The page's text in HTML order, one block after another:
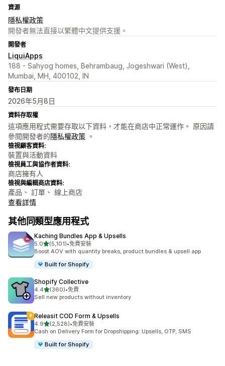
資源
隱私權政策
開發者無法直接以繁體中文提供支援。
開發者
LiquiApps
188 - Sahyog homes, Behrambaug, Jogeshwari (West),
Mumbai, MH, 400102, IN
發布日期
2026年5月8日
資料存取權
這項應用程式需要存取以下資料，才能在商店中正常運作。 原因請
參閱開發者的隱私權政策 。
檢視顧客資料:
裝置與活動資料
檢視員工與協作者資料:
商店擁有人
檢視與編輯商店資料:
產品、 訂單、 線上商店
查看詳情
其他同類型應用程式
Kaching Bundles App & Upsells
5.0滿分 5 顆星
(5,101)
共有 5101 則評價
•免費安裝
Boost AOV with quantity breaks, product bundles & upsell app
Built for Shopify
Shopify Collective
4.4滿分 5 顆星
(360)
共有 360 則評價
•免費
Sell new products without inventory
Releasit COD Form & Upsells
4.9滿分 5 顆星
(2,528)
共有 2528 則評價
•免費安裝
Cash on Delivery Form for Dropshipping: Upsells, OTP, SMS
Built for Shopify